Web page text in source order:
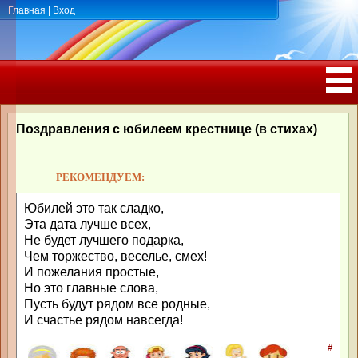
Главная Вход
РОЖДЕНИЯ, ЮБИЛЕЕМ
Поздравления с юбилеем крестнице (в стихах)
РЕКОМЕНДУЕМ:
Юбилей это так сладко,
Эта дата лучше всех,
Не будет лучшего подарка,
Чем торжество, веселье, смех!
И пожелания простые,
Но это главные слова,
Пусть будут рядом все родные,
И счастье рядом навсегда!
#